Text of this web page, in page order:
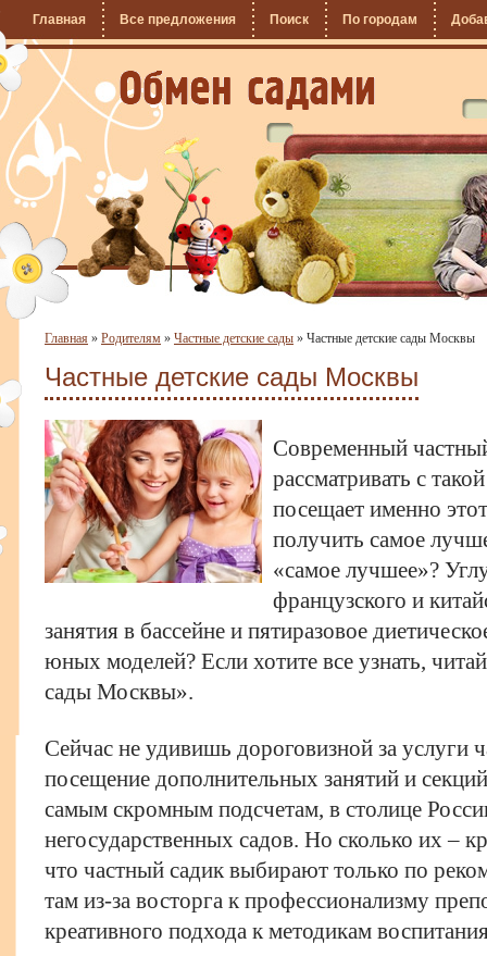
Главная Все предложения Поиск По городам
Главная » Родителям » Частные детские сады » Частные детские сады Москвы
Частные детские сады Москвы
Современный
рассматривать с
посещает именно
получить самое
«самое лучшее»?
французского и
занятия в бассейне и пятиразовое
юных моделей? Если хотите все узнать,
сады Москвы».
Сейчас не удивишь дороговизной за услуги
посещение дополнительных занятий и
самым скромным подсчетам, в столице
негосударственных садов. Но сколько их –
что частный садик выбирают только по
там из-за восторга к профессионализму
креативного подхода к методикам